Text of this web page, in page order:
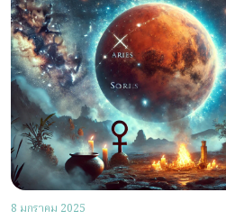
8 มกราคม 2025